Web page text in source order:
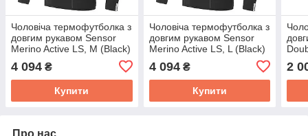
Чоловіча термофутболка з
довгим рукавом Sensor
Merino Active LS, M (Black)
4 094 ₴
Купити
Чоловіча термофутболка з
довгим рукавом Sensor
Merino Active LS, L (Black)
4 094₴
Купити
2
Про нас